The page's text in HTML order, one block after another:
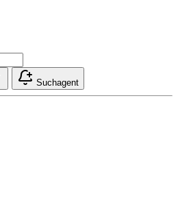
Suchagent